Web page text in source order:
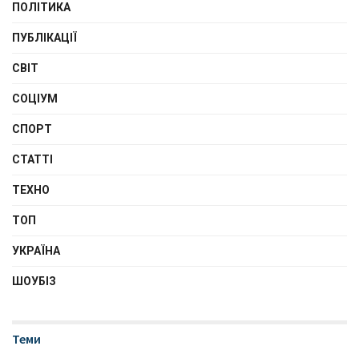
ПОЛІТИКА
ПУБЛІКАЦІЇ
СВІТ
СОЦІУМ
СПОРТ
СТАТТІ
ТЕХНО
ТОП
УКРАЇНА
ШОУБІЗ
Теми